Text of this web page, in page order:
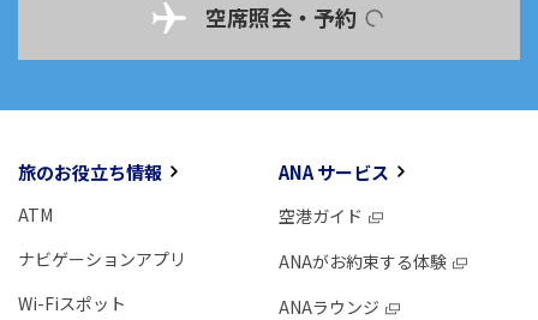
空席照会・予約
旅のお役立ち情報
ATM
ナビゲーションアプリ
Wi-Fiスポット
ANA サービス
空港ガイド
ANAがお約束する体験
ANAラウンジ